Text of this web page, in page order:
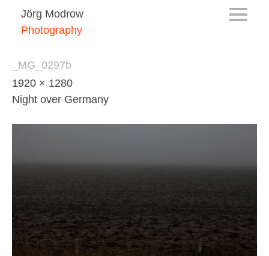
Jörg Modrow
Photography
_MG_0297b
1920 × 1280
Night over Germany